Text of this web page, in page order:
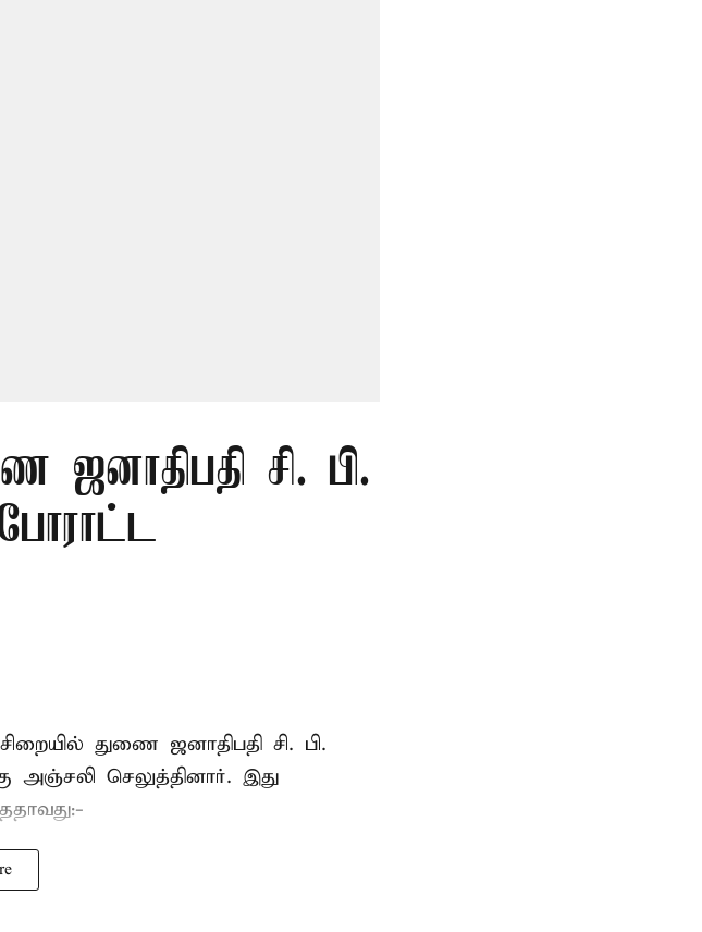
ஜனாதிபதி சி. பி.
துணை ஜனாதிபதி சி. பி.
அஞ்சலி செலுத்தினார். இது